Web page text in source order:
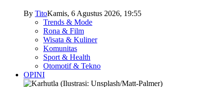
By TitoKamis, 6 Agustus 2026, 19:55
Trends & Mode
Rona & Film
Wisata & Kuliner
Komunitas
Sport & Health
Otomotif & Tekno
OPINI